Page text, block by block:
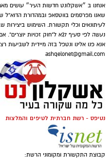
אנחנו ב ״אשקלונט חדשות העיר״ עושים
שאנו מפרסמים בווטסאפ ובמהדורת הדוא"ל
לעיתונאים וכלי תקשורת. השימוש ביצירות
נעשה לפי סעיף 27א ל"חוק
אנא פנו אלינו ונטפל בזה מיידית לשביעות
ashqelonet@gmail.com
נטיפס - רשת חברתית לטיפים והמלצות
קבוצת התקשורת ומקומוני הרשת: